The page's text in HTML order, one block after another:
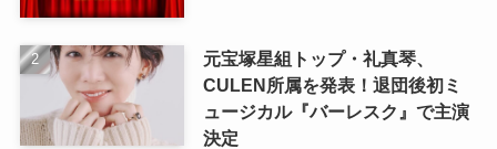
元宝塚星組トップ・礼真琴、
CULEN所属を発表！退団後初ミ
ュージカル『バーレスク』で主演
決定